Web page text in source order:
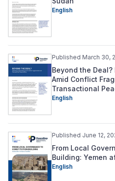
English
Published March 30,
Beyond the
Amid Conflict
Transactional
English
Published June 12,
From Local
Building: Yemen
English